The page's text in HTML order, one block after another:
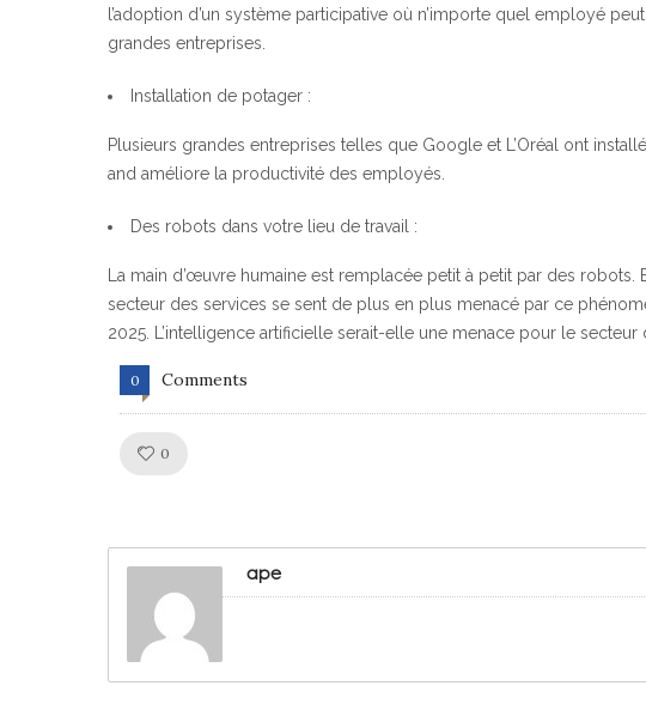
l’adoption d’un système participative où n’importe quel employé
grandes entreprises.
Installation de potager :
Plusieurs grandes entreprises telles que Google et L’Oréal ont
and améliore la productivité des employés.
Des robots dans votre lieu de travail :
La main d’œuvre humaine est remplacée petit à petit par des
secteur des services se sent de plus en plus menacé par ce
2025. L’intelligence artificielle serait-elle une menace pour le secteur
0 Comments
0
ape